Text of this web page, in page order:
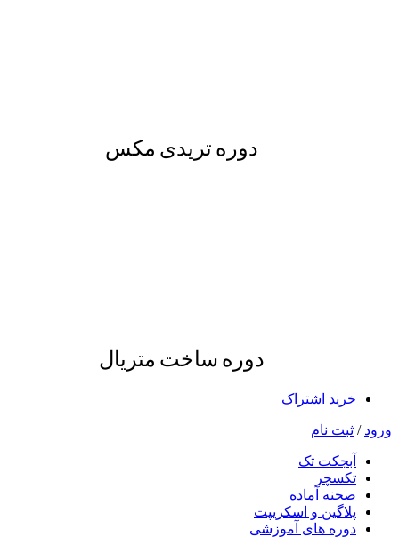
دوره تریدی مکس
دوره ساخت متریال
خرید اشتراک
ورود / ثبت نام
آبجکت تک
تکسچر
صحنه آماده
پلاگین و اسکریپت
دوره های آموزشی